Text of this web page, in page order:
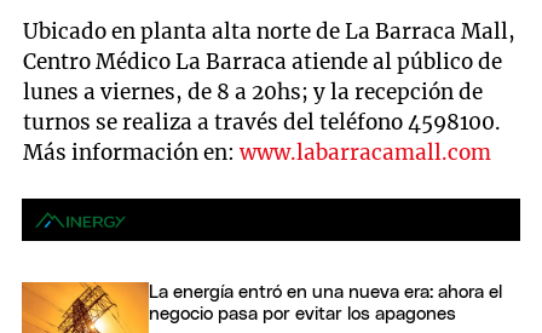
Ubicado en planta alta norte de La Barraca Mall,
Centro Médico La Barraca atiende al público de
lunes a viernes, de 8 a 20hs; y la recepción de
turnos se realiza a través del teléfono 4598100.
Más información en:www.labarracamall.com
La energía entró en una nueva era: ahora el
negocio pasa por evitar los apagones